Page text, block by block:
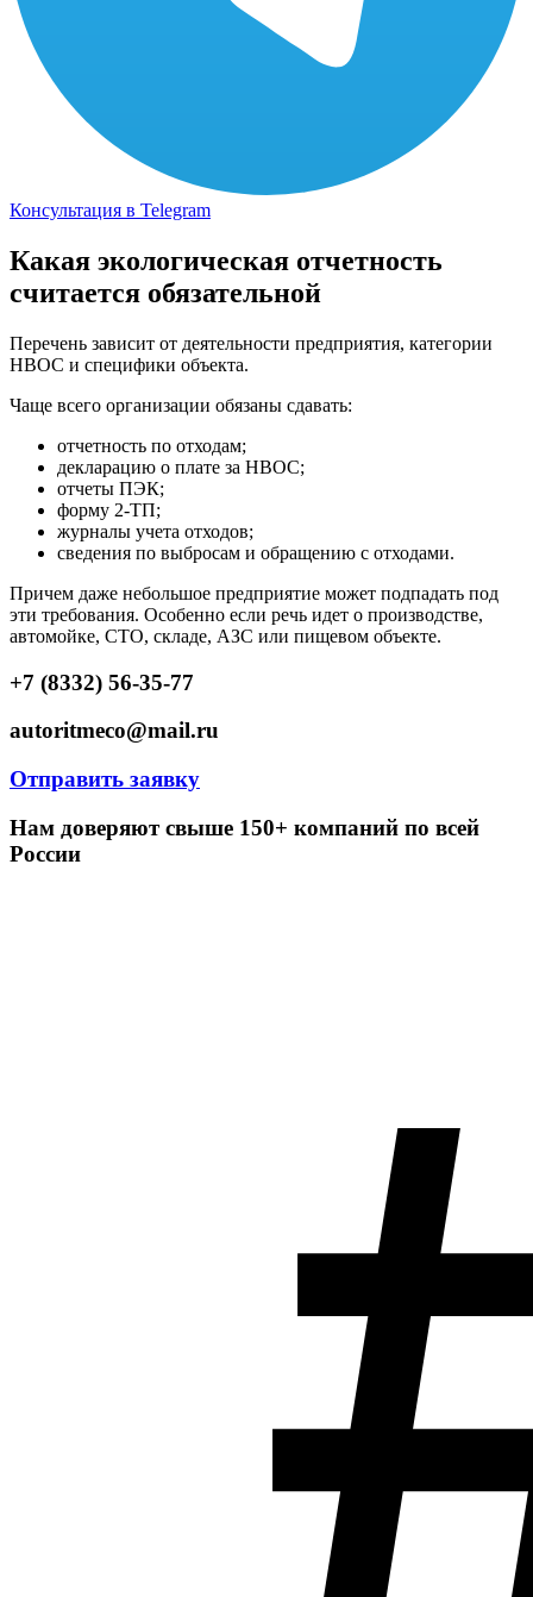
Консультация в Telegram
Какая экологическая отчетность
считается обязательной
Перечень зависит от деятельности предприятия, категории
НВОС и специфики объекта.
Чаще всего организации обязаны сдавать:
отчетность по отходам;
декларацию о плате за НВОС;
отчеты ПЭК;
форму 2-ТП;
журналы учета отходов;
сведения по выбросам и обращению с отходами.
Причем даже небольшое предприятие может подпадать под
эти требования. Особенно если речь идет о производстве,
автомойке, СТО, складе, АЗС или пищевом объекте.
+7 (8332) 56-35-77
autoritmeco@mail.ru
Отправить заявку
Нам доверяют свыше 150+ компаний по всей
России